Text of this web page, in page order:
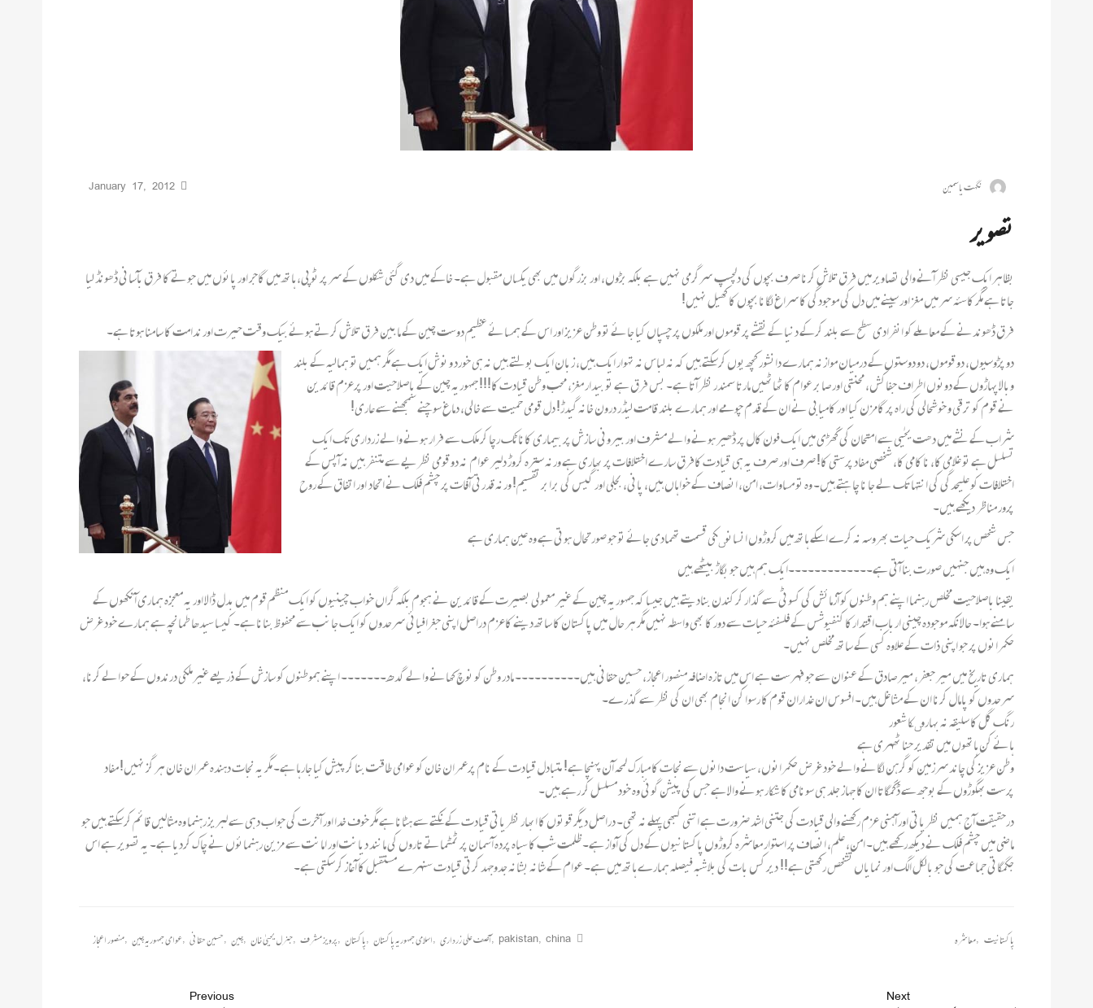
نگہت یاسمین January 17, 2012
تصویر
بظاہر ایک جیسی نظر آنے والی تصاویر میں فرق تلاش کرنا صرف بچوں کی دلچسپ سرگرمی نہیں ہے بلکہ بڑوں، اور بزرگوں میں بھی یکساں مقبول ہے۔ خاکے میں دی گئی شکلوں کے سر پر ٹوپی، ہاتھ میں گاجر اور پائوں میں جوتے کا فرق بآسانی ڈھونڈ لیا
جاتا ہے مگر کاسئہ سر میں مغز اور سینے میں دل کی موجودگی کا سراغ لگانا بچوں کا کھیل نہیں!
فرق ڈھوندنے کے معاملے کو انفرادی سطح سے بلند کرکے دنیا کے نقشے پر قوموں اور ملکوں پر چسپاں کیا جائے تو وطن عزیز اور اس کے ہمسائے عظیم دوست چین کے مابین فرق تلاش کرتے ہوئے بیک وقت حیرت اور ندامت کا سامنا ہوتا ہے۔
دو پڑوسیوں، دو قوموں، دو دوستوں کے درمیان موازنہ ہمارے دانشور کچھ یوں کرسکتے ہیں کہ نہ لباس نہ تہوار ایک ہیں، زبان ایک بولتے ہیں نہ ہی خورد و نوش ایک ہے مگر ہمیں تو ہمالیہ کے بلند
وبالا پہاڑوں کے دونوں اطراف جفاکش، محنتی اور صابر عوام کا ٹھاٹھیں مارتا سمندر نظر آتا ہے۔ بس فرق ہے تو بیدار مغز، محب وطن قیادت کا!!! جمہوریہ چین کے باصلاحیت اور پرعزم قائدین
نے قوم کو ترقی و خوشحالی کی راہ پر گامزن کیا اور کامیابی نے ان کے قدم چومے اور ہمارے بلند قامت لیڈر درون خانہ گیدڑ! دل قومی حمیت سے خالی، دماغ سوچنے سمجھنے سے عاری!
شراب کے نشے میں دھت یحیٰی سے امتحان کی گھڑی میں ایک فون کال پر ڈھیر ہونے والے مشرف اور بیرونی سازش پر بیماری کاناٹک رچا کر ملک سے فرار ہونے والے زرداری تک ایک
تسلسل ہے تو غلامی کا، نا کامی کا، شخصی مفاد پرستی کا! صرف اور صرف یہ ہی قیادت کافرق سارے اختلافات پر بھاری ہے ورنہ سترہ کروڑ دلیر عوام نہ دو قومی نظریے سے متنفر ہیں نہ آپس کے
اختلافات کو علیحدگی کی انتہا تک لے جا نا چا ہتے ہیں۔ وہ تو مساوات، امن، انصاف کے خواہاں ہیں، پانی، بجلی اور گیس کی برابر تقسیم! ورنہ قدرتی آفات پر چشم فلک نے اتحاد اور اتفاق کے روح
پرور مناظر دیکھے ہیں۔
جس شخص پر اسکی شریک حیات بھروسہ نہ کرے اسکے ہاتھ میں کروڑوں انسانوںکی قسمت تھمادی جائے تو جو صورتحال ہوتی ہے وہ عین ہماری ہے
ایک وہ ہیں جنہیں صورت بنا آتی ہے۔۔۔۔۔۔۔۔۔۔۔۔۔ایک ہم ہیں جو بگاڑ بیٹھے ہیں
یقینا باصلاحیت مخلص رہنما اپنے ہم وطنوں کو آزمائش کی کسوٹی سے گذار کر کندن بنادیتے ہیں جیسا کہ جمہوریہ چین کے غیر معمولی بصیرت کے قائدین نے ہجوم بلکہ گراں خواب چینیوں کو ایک منظم قوم میں بدل ڈالا اور یہ معجزہ ہماری آنکھوں کے
سامنے ہوا۔ حالانکہ موجودہ چینی ارباب اقتدارکا کنفیوشس کے فلسفئہ حیات سے دور کا بھی واسطہ نہیں مگر ہر حال میں پاکستان کا ساتھ دینے کاعزم دراصل اپنی جغرافیائی سرحدوں کو ایک جانب سے محفوظ بنانا ہے۔ کیسا سیدھا طمانچہ ہے ہمارے خود غرض
حکمرانوں پر جو اپنی ذات کے علاوہ کسی کے ساتھ مخلص نہیں۔
ہماری تاریخ میں میر جعفر، میر صادق کے عنوان سے جو فہرست ہے اس میں تازہ اضافہ منصور اعجاز، حسین حقانی ہیں۔۔۔۔۔۔۔۔۔۔ مادر وطن کو نوچ کھانے والے گدھ۔۔۔۔۔۔۔ اپنے ہموطنوں کو سازش کے ذریعے غیرملکی درندوں کے حوالے کرنا،
سرحدوں کو پامال کرنا ان کے مشاغل ہیں۔ افسوس ان غداران قوم کا رسوا کن انجام بھی ان کی نظر سے گذرے۔
رنگ گل کا سلیقہ نہ بہاروںکا شعور
ہائے کن ہاتھوں میں تقدیر حنا ٹھہری ہے
وطن عزیز کی چاند سرزمین کو گرہن لگانے والے خود غرض حکمرانوں، سیاست دانوں سے نجات کا مبارک لمحہ آن پہنچا ہے! متبادل قیادت کے نام پرعمران خان کو عوامی طاقت بنا کر پیش کیا جارہا ہے۔ مگر یہ نجات دہندہ عمران خان ہر گز نہیں! مفاد
پرست بھگوڑوں کے بوجھ سے ڈگمگاتا ان کا جہاز جلد ہی سونامی کا شکار ہونے والا ہے جس کی پیشن گوئی وہ خود مسلسل کر رہے ہیں۔
درحقیقت آج ہمیں نظریاتی اور آہنی عزم رکھنے والی قیادت کی جتنی اشد ضرورت ہے اتنی کبھی پہلے نہ تھی۔ دراصل دیگر قوتوں کا ابھار نظریاتی قیادت کے نکتے سے ہٹانا ہے مگر خوف خدا اور آخرت کی جواب دہی سے لبریز رہنما وہ مثالیں قائم کرسکتے ہیں جو
ماضی میں چشم فلک نے دیکھ رکھے ہیں۔ امن، علم، انصاف پر استوار معاشرہ کروڑوں پاکستانیوں کے دل کی آواز ہے۔ ظلمت شب کا سیاہ پردہ آسمان پر ٹمٹماتے تاروں کی مانند دیانت اور امانت سے مزین رہنمائوں نے چاک کردیا ہے۔ یہ تصویر ہے اس
جگمگاتی جماعت کی جو بالکل الگ اور نمایاں تشخص رکھتی ہے!! دیر کس بات کی بلاشبہ فیصلہ ہمارے ہاتھ میں ہے۔ عوام کے شانہ بشانہ جدوجہد کرتی قیادت سنہرے مستقبل کا آغاز کرسکتی ہے۔
پاکستانیت ,معاشرہ china
,
pakistan
,آصف علی زرداری ,اسلامی جمہوریہ پاکستان ,پاکستان ,پرویز مشرف ,جنرل یحییٰ خان ,چین ,حسین حقانی ,عوامی جمہوریہ چین ,منصور اعجاز
Previous Next